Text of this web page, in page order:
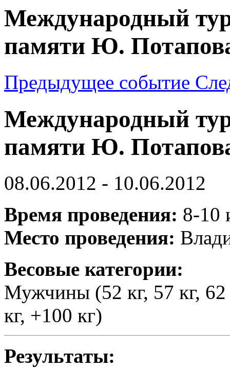
Международный
памяти Ю.
Предыдущее событие
Международный
памяти Ю.
08.06.2012 - 10.06.2012
Время проведения: 8-10
Место проведения:
Весовые категории:
Мужчины (52 кг, 57 кг, 62
кг, +100 кг)
Результаты: